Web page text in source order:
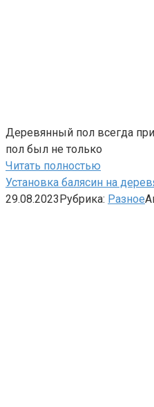
Деревянный пол всегда
пол был не только
Читать полностью
Установка балясин на
29.08.2023Рубрика: Разное